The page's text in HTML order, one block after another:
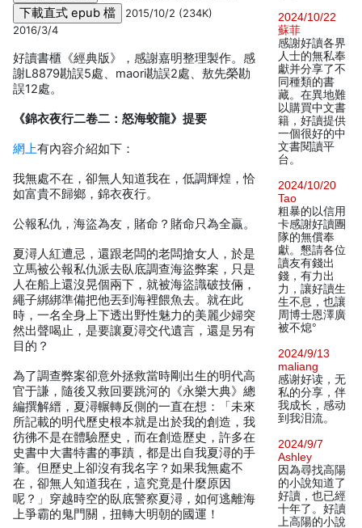
2015/10/2 (234K)
2016/3/4
好讀書櫃《經典版》，感謝嘉明整理製作。感
謝L8879勘誤5處、maori勘誤2處、敖先榮勘
誤12處。
《錦衣夜行二卷二：怒海蛟龍》提要
網上有內容介紹如下：
我無處不在，卻無人知道我在，低調輝煌，恰
如富貴不歸鄉，錦衣夜行。
公報私仇，海盜為友，賭命？賭命只為全贏。
夏潯人紅遭忌，還跟老闆的老闆搶女人，於是
立馬被公報私仇派去臥底調查海盜弊案，只是
人在船上還沒晃個兩下，就被海盜識破技倆，
繩子綁綁準備把他丟到海裡餵魚去。就在此
時，一名全身上下透出野性魅力的美麗少婦突
然出聲喝止，是要讓夏潯交代遺言，還是另有
目的？
為了調查弊案卻意外拯救當時剛出生的明代高
官于謙，隨後又救回要跳河的《永樂大典》總
編撰解縉，夏潯輾轉反側的一直在想：「未來
所記載的明代歷史根本就是出於我的創造，我
彷彿不是在體驗歷史，而在創造歷史，許多在
史書中大書特書的事蹟，都是出自我夏潯的手
筆。但歷史上卻沒有我名字？如果我無處不
在，卻無人知道我在，這究竟是什麼原因
呢？」穿越時空的臥底警察夏潯，如何逃離海
上爭霸的鬼門關，扭轉大明朝的國運！
2024/10/22
蘇菲
感謝好讀各界
人士的無私奉
獻并分享了不
同種類的書
藏。在異地難
以購買中文書
籍，好讀提供
一個很好的中
文書閱讀平
台。
2024/10/20
Tao
粗暴的以信用
卡感謝好讀團
隊的無償奉
獻。懇請各位
讀友有錢出
錢，有力出
力，讓好讀生
生不息，也讓
周博士恩澤廣
被不熄°
2024/9/13
maliang
感谢好读，无
私的分享，伴
我成长，感动
到我泪流。
2024/9/7
Ashley
因為尋找高陽
的小說知道了
好讀，也已經
十年了。好讀
上高陽的小說